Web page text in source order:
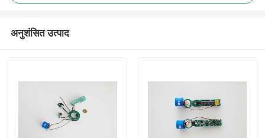
अनुशंसित उत्पाद